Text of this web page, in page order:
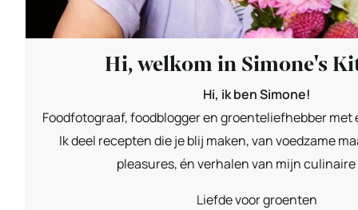
Hi, welkom in Simone's
Hi, ik ben Simone!
Foodfotograaf, foodblogger en groenteliefhebber met
Ik deel recepten die je blij maken, van voedzame
pleasures, én verhalen van mijn culinaire
Liefde voor groenten